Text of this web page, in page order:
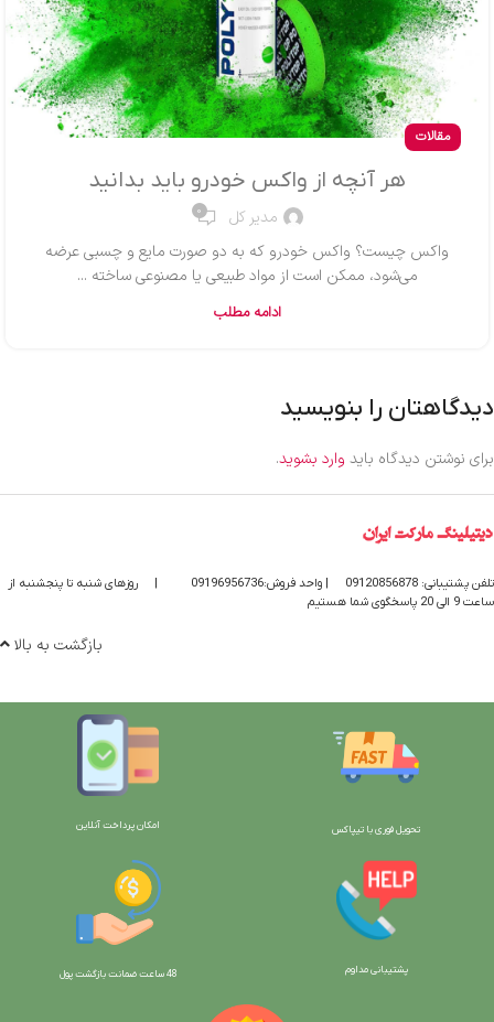
مقالات
هر آنچه از واکس خودرو باید بدانید
مدیر کل 0
واکس چیست؟ واکس خودرو که به دو صورت مایع و چسبی عرضه
می‌شود، ممکن است از مواد طبیعی یا مصنوعی ساخته ...
ادامه مطلب
دیدگاهتان را بنویسید
برای نوشتن دیدگاه باید وارد بشوید.
تلفن پشتیبانی: 09120856878 | واحد فروش:09196956736
روزهای شنبه تا پنجشنبه از
ساعت 9 الی 20 پاسخگوی شما هستیم
بازگشت به بالا
تحویل فوری با تیپاکس امکان پرداخت آنلاین
پشتیبانی مداوم 48 ساعت ضمانت بازگش ت پول